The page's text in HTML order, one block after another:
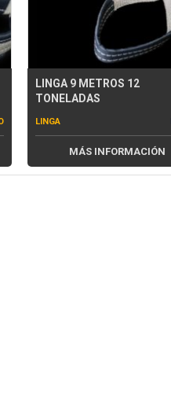
LINGA 9 METROS 12
TONELADAS
LINGA
MÁS INFORMACIÓN